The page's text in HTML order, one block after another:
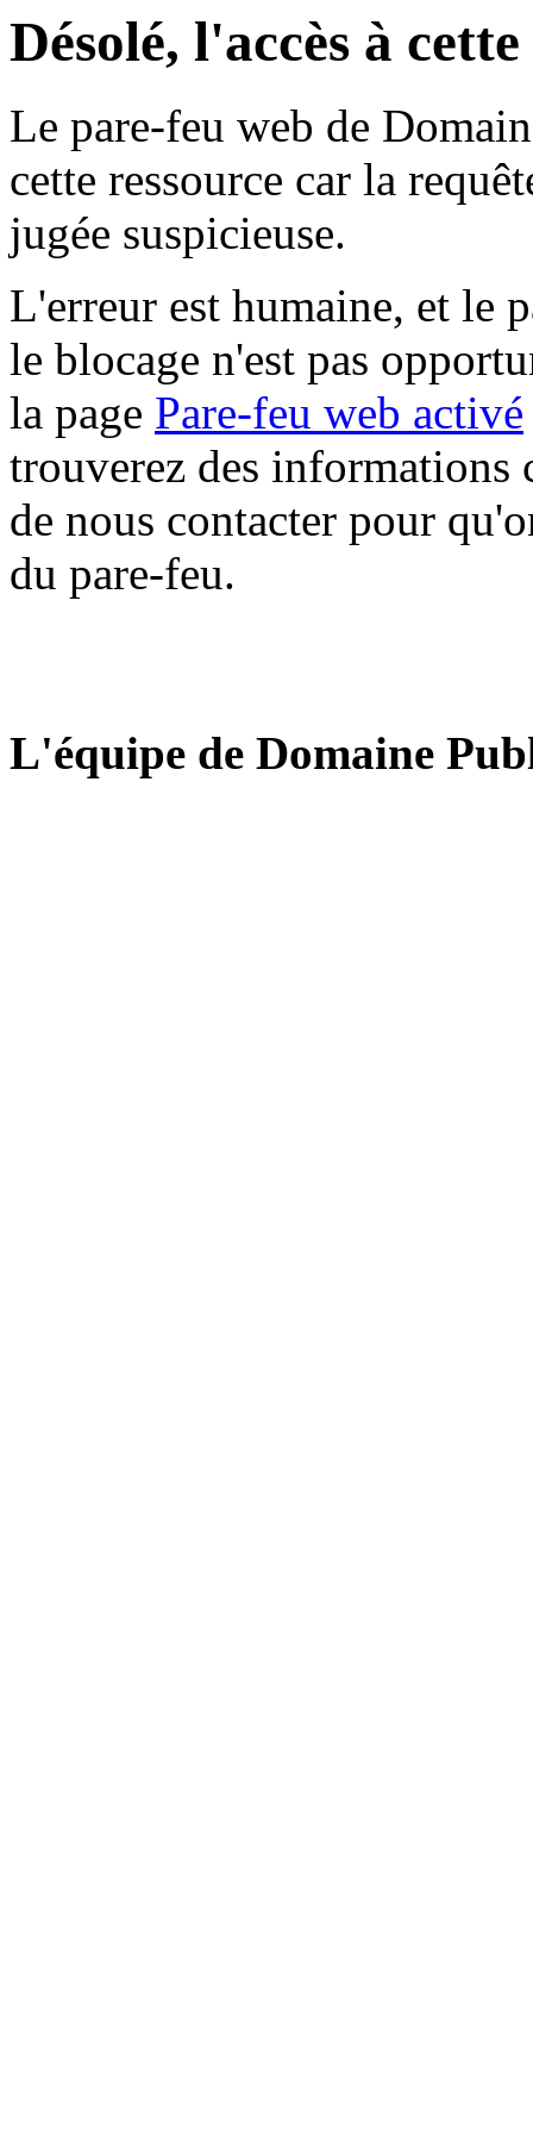
Désolé, l'accès à
Le pare-feu web de
cette ressource car la
jugée suspicieuse.
L'erreur est humaine, et le
le blocage n'est pas
la page Pare-feu web activé
trouverez des informations
de nous contacter pour
du pare-feu.
L'équipe de Domaine